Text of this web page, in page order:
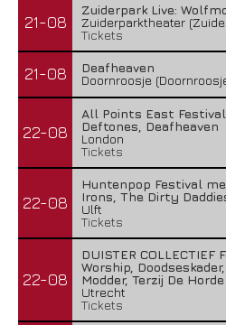
21-08
Zuiderpark Live:
Zuiderparktheater
Tickets
21-08
Deafheaven
Doornroosje
22-08
All Points East
Deftones, Deafheaven
London
Tickets
22-08
Huntenpop Festival
Irons, The Dirty
Ulft
Tickets
22-08
DUISTER
Worship,
Modder, Terzij De Horde
Utrecht
Tickets